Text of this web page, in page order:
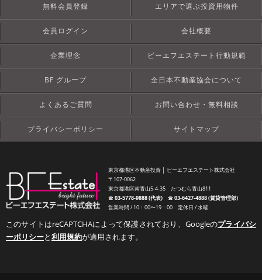
無料会員登録 エリアで選ぶ投資用物件
会員ログイン 会社概要
企業理念 ビーエフエステート行動規範
BF グループ 全日本不動産協会について
よくあるご質問 お問い合わせ・無料相談
プライバシーポリシー サイトマップ
東京都港区不動産投資 │ ビーエフエステート株式会社
〒107-0062
東京都港区南青山5-4-35 たつむら青山811
☎︎03-5778-9888 (代表)☎︎03-6427-4888 (賃貸管理部)
営業時間 / 10：00〜19：00 定休日 / 水曜
このサイトはreCAPTCHAによって保護されており、Googleのプライバシ
ーポリシーと利用規約が適用されます。